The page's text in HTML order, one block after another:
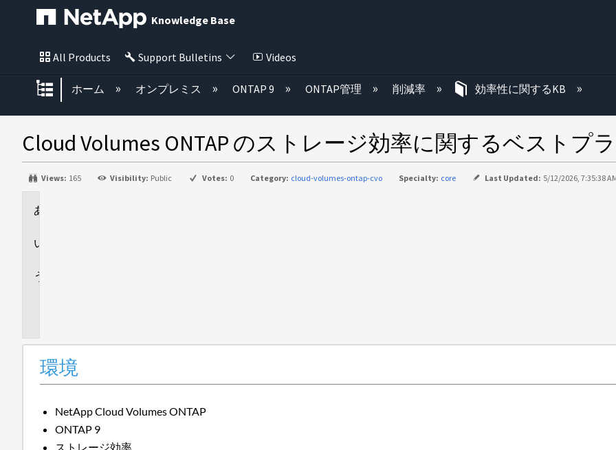
Knowledge Base
All Products Support Bulletins Videos
グローバル階層を展開/折りたたむ
ホーム オンプレミス ONTAP 9 ONTAP管理 削減率 効率性に関するKB
Cloud Volumes ONTAP のストレージ効率に関するベストプ
Views: 165 Visibility: Public Votes: 0 Category: cloud-volumes-ontap-cvo Specialty: core Last Updated: 5/12/2026, 7:35:38
環境
NetApp Cloud Volumes ONTAP
ONTAP 9
ストレージ効率